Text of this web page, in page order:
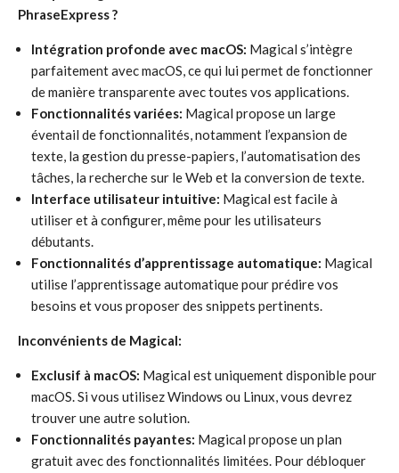
PhraseExpress ?
Intégration profonde avec macOS: Magical s’intègre
parfaitement avec macOS, ce qui lui permet de fonctionner
de manière transparente avec toutes vos applications.
Fonctionnalités variées: Magical propose un large
éventail de fonctionnalités, notamment l’expansion de
texte, la gestion du presse-papiers, l’automatisation des
tâches, la recherche sur le Web et la conversion de texte.
Interface utilisateur intuitive: Magical est facile à
utiliser et à configurer, même pour les utilisateurs
débutants.
Fonctionnalités d’apprentissage automatique: Magical
utilise l’apprentissage automatique pour prédire vos
besoins et vous proposer des snippets pertinents.
Inconvénients de Magical:
Exclusif à macOS: Magical est uniquement disponible pour
macOS. Si vous utilisez Windows ou Linux, vous devrez
trouver une autre solution.
Fonctionnalités payantes: Magical propose un plan
gratuit avec des fonctionnalités limitées. Pour débloquer